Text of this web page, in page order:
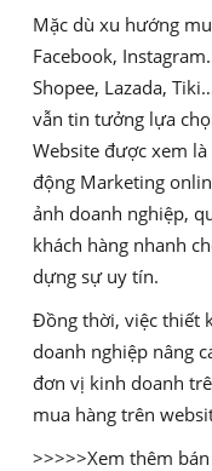
Mặc dù xu hướng
Facebook,
Shopee, Lazada,
vẫn tin tưởng lựa
Website được xem
động Marketing
ảnh doanh nghiệp,
khách hàng nhanh
dựng sự uy tín.
Đồng thời, việc thiết
doanh nghiệp nâng
đơn vị kinh doanh
mua hàng trên
>>>>>Xem thêm